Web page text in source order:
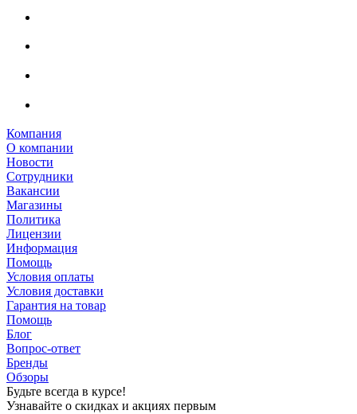
Компания
О компании
Новости
Сотрудники
Вакансии
Магазины
Политика
Лицензии
Информация
Помощь
Условия оплаты
Условия доставки
Гарантия на товар
Помощь
Блог
Вопрос-ответ
Бренды
Обзоры
Будьте всегда в курсе!
Узнавайте о скидках и акциях первым